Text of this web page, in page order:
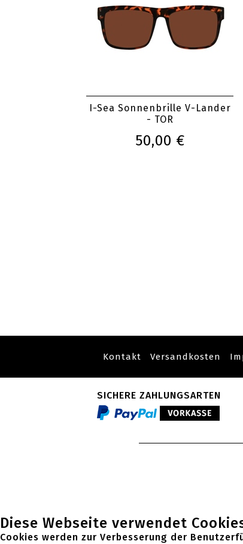
I-Sea Sonnenbrille V-Lander
- TOR
50,00 €
Kontakt Versandkosten
SICHERE ZAHLUNGSARTEN
Diese Webseite verwendet
Cookies werden zur Verbesserung der